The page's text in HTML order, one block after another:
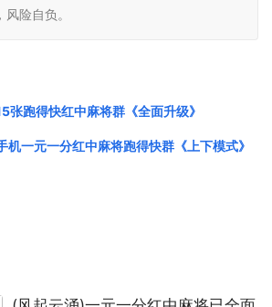
险自负。
张跑得快红中麻将群《全面升级》
机一元一分红中麻将跑得快群《上下模式》